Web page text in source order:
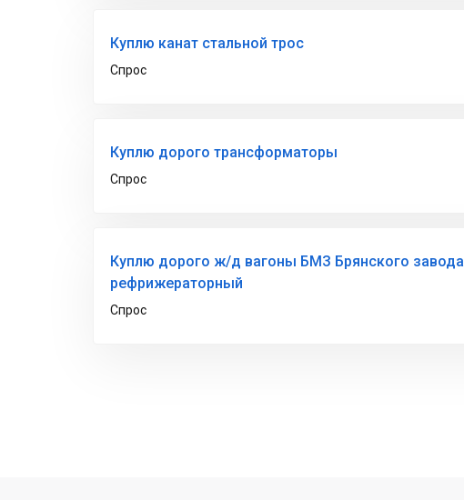
Куплю канат стальной трос
Спрос
Куплю дорого трансформаторы
Спрос
Куплю дорого ж/д вагоны БМЗ Брянского завода
рефрижераторный
Спрос